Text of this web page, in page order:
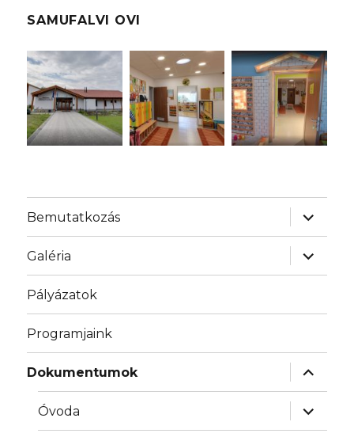
SAMUFALVI OVI
Bemutatkozás
almenü
Galéria
almenü
Pályázatok
Programjaink
Dokumentumok
almenü
Óvoda
almenü